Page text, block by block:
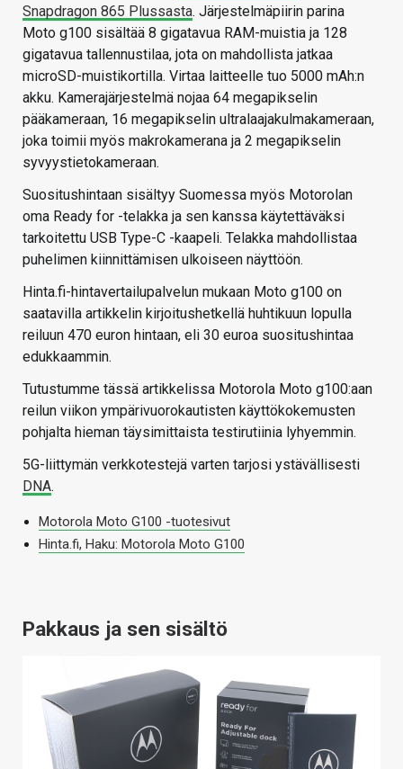
Snapdragon 865 Plussasta. Järjestelmäpiirin parina
Moto g100 sisältää 8 gigatavua RAM-muistia ja 128
gigatavua tallennustilaa, jota on mahdollista jatkaa
microSD-muistikortilla. Virtaa laitteelle tuo 5000 mAh:n
akku. Kamerajärjestelmä nojaa 64 megapikselin
pääkameraan, 16 megapikselin ultralaajakulmakameraan,
joka toimii myös makrokamerana ja 2 megapikselin
syvyystietokameraan.
Suositushintaan sisältyy Suomessa myös Motorolan
oma Ready for -telakka ja sen kanssa käytettäväksi
tarkoitettu USB Type-C -kaapeli. Telakka mahdollistaa
puhelimen kiinnittämisen ulkoiseen näyttöön.
Hinta.fi-hintavertailupalvelun mukaan Moto g100 on
saatavilla artikkelin kirjoitushetkellä huhtikuun lopulla
reiluun 470 euron hintaan, eli 30 euroa suositushintaa
edukkaammin.
Tutustumme tässä artikkelissa Motorola Moto g100:aan
reilun viikon ympärivuorokautisten käyttökokemusten
pohjalta hieman täysimittaista testirutiinia lyhyemmin.
5G-liittymän verkkotestejä varten tarjosi ystävällisesti
DNA.
Motorola Moto G100 -tuotesivut
Hinta.fi, Haku: Motorola Moto G100
Pakkaus ja sen sisältö